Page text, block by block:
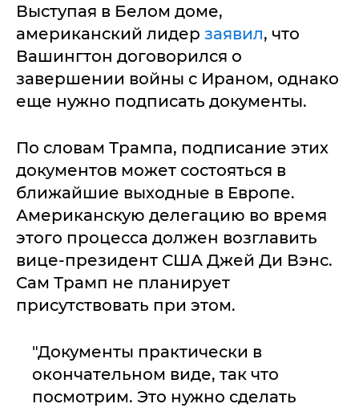
Выступая в Белом доме,
американский лидер заявил, что
Вашингтон договорился о
завершении войны с Ираном, однако
еще нужно подписать документы.
По словам Трампа, подписание этих
документов может состояться в
ближайшие выходные в Европе.
Американскую делегацию во время
этого процесса должен возглавить
вице-президент США Джей Ди Вэнс.
Сам Трамп не планирует
присутствовать при этом.
"Документы практически в
окончательном виде, так что
посмотрим. Это нужно сделать